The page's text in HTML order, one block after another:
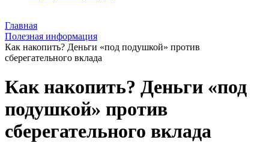
Главная
Полезная информация
Как накопить? Деньги «под подушкой» против
сберегательного вклада
Как накопить? Деньги «под
подушкой» против
сберегательного вклада